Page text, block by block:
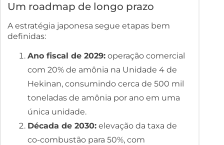
Um roadmap de longo prazo
A estratégia japonesa segue etapas bem
definidas:
Ano fiscal de 2029: operação comercial
com 20% de amônia na Unidade 4 de
Hekinan, consumindo cerca de 500 mil
toneladas de amônia por ano em uma
única unidade.
Década de 2030: elevação da taxa de
co-combustão para 50%, com